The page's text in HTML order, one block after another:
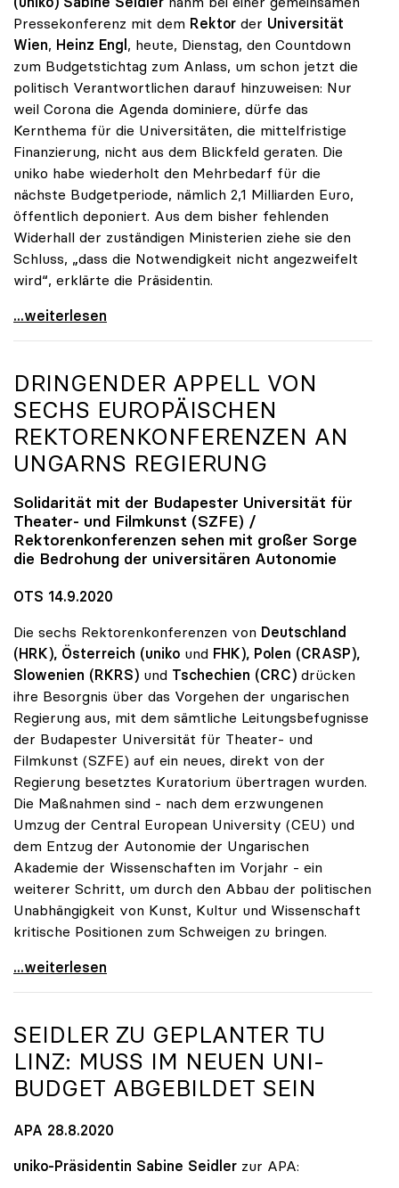
Pressekonferenz mit dem Rektor der Universität
Wien, Heinz Engl , heute, Dienstag, den Countdown
zum Budgetstichtag zum Anlass, um schon jetzt die
politisch Verantwortlichen darauf hinzuweisen: Nur
weil Corona die Agenda dominiere, dürfe das
Kernthema für die Universitäten, die mittelfristige
Finanzierung, nicht aus dem Blickfeld geraten. Die
uniko habe wiederholt den Mehrbedarf für die
nächste Budgetperiode, nämlich 2,1 Milliarden Euro,
öffentlich deponiert. Aus dem bisher fehlenden
Widerhall der zuständigen Ministerien ziehe sie den
Schluss, „dass die Notwendigkeit nicht angezweifelt
wird“, erklärte die Präsidentin.
Seidler zu finanziellem Mehrbedarf: „Bisher keine
...weiterlesen
DRINGENDER APPELL VON
SECHS EUROPÄISCHEN
REKTORENKONFERENZEN AN
UNGARNS REGIERUNG
Solidarität mit der Budapester Universität für
Theater- und Filmkunst (SZFE) /
Rektorenkonferenzen sehen mit großer Sorge
die Bedrohung der universitären Autonomie
OTS 14.9.2020
Die sechs Rektorenkonferenzen von Deutschland
(HRK), Österreich (uniko und FHK), Polen (CRASP),
Slowenien (RKRS) und Tschechien (CRC) drücken
ihre Besorgnis über das Vorgehen der ungarischen
Regierung aus, mit dem sämtliche Leitungsbefugnisse
der Budapester Universität für Theater- und
Filmkunst (SZFE) auf ein neues, direkt von der
Regierung besetztes Kuratorium übertragen wurden.
Die Maßnahmen sind - nach dem erzwungenen
Umzug der Central European University (CEU) und
dem Entzug der Autonomie der Ungarischen
Akademie der Wissenschaften im Vorjahr - ein
weiterer Schritt, um durch den Abbau der politischen
Unabhängigkeit von Kunst, Kultur und Wissenschaft
kritische Positionen zum Schweigen zu bringen.
Dringender Appell von sechs europäischen
...weiterlesen
SEIDLER ZU GEPLANTER TU
LINZ: MUSS IM NEUEN UNI-
BUDGET ABGEBILDET SEIN
APA 28.8.2020
uniko-Präsidentin Sabine Seidler zur APA: